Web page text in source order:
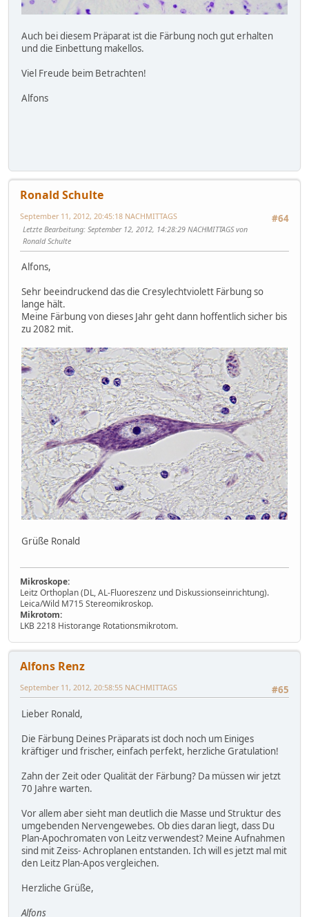
Auch bei diesem Präparat ist die Färbung noch gut erhalten
und die Einbettung makellos.
Viel Freude beim Betrachten!
Alfons
Ronald Schulte
#64
September 11, 2012, 20:45:18 NACHMITTAGS
Letzte Bearbeitung: September 12, 2012, 14:28:29 NACHMITTAGS von
Ronald Schulte
Alfons,
Sehr beeindruckend das die Cresylechtviolett Färbung so
lange hält.
Meine Färbung von dieses Jahr geht dann hoffentlich sicher bis
zu 2082 mit.
Grüße Ronald
Mikroskope:
Leitz Orthoplan (DL, AL-Fluoreszenz und Diskussionseinrichtung).
Leica/Wild M715 Stereomikroskop.
Mikrotom:
LKB 2218 Historange Rotationsmikrotom.
Alfons Renz
#65
September 11, 2012, 20:58:55 NACHMITTAGS
Lieber Ronald,
Die Färbung Deines Präparats ist doch noch um Einiges
kräftiger und frischer, einfach perfekt, herzliche Gratulation!
Zahn der Zeit oder Qualität der Färbung? Da müssen wir jetzt
70 Jahre warten.
Vor allem aber sieht man deutlich die Masse und Struktur des
umgebenden Nervengewebes. Ob dies daran liegt, dass Du
Plan-Apochromaten von Leitz verwendest? Meine Aufnahmen
sind mit Zeiss- Achroplanen entstanden. Ich will es jetzt mal mit
den Leitz Plan-Apos vergleichen.
Herzliche Grüße,
Alfons